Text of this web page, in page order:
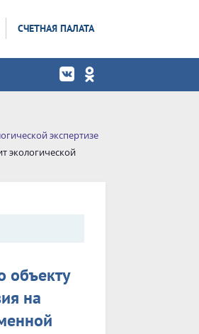
СЧЕТНАЯ ПАЛАТА
экспертизе
экологической
объекту
на